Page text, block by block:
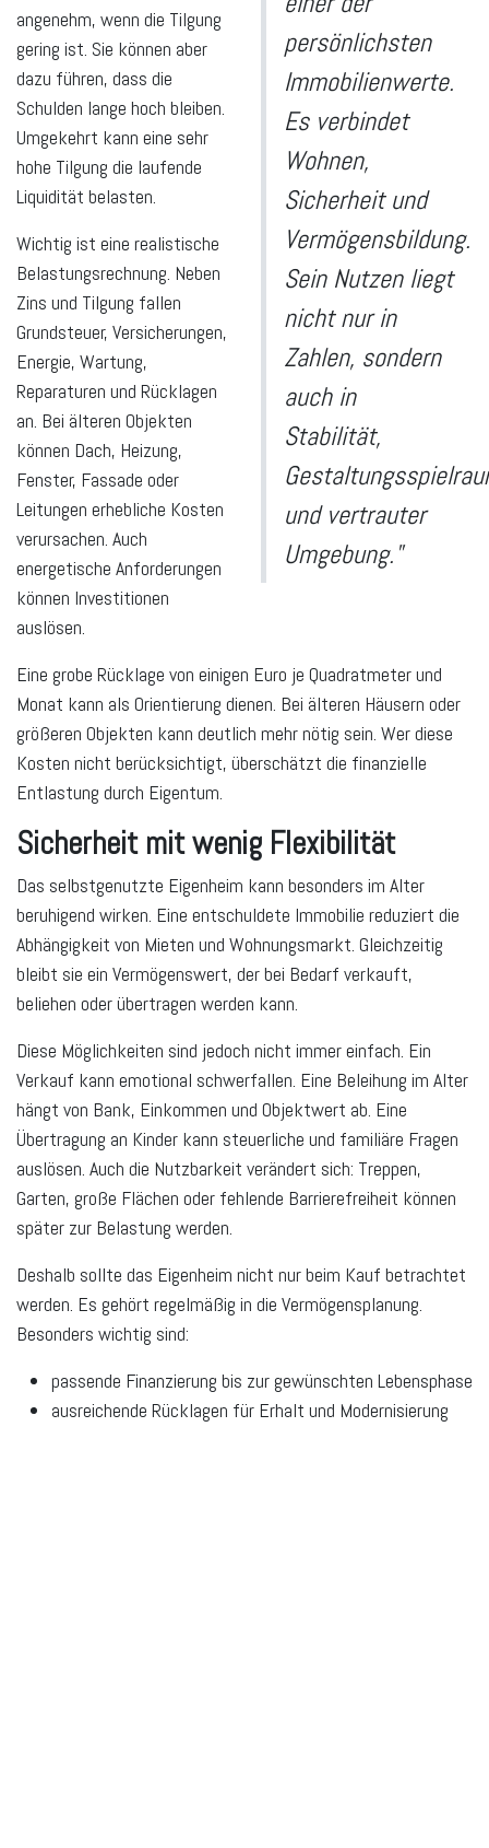
angenehm, wenn die Tilgung
gering ist. Sie können aber
dazu führen, dass die
Schulden lange hoch bleiben.
Umgekehrt kann eine sehr
hohe Tilgung die laufende
Liquidität belasten.
Wichtig ist eine realistische
Belastungsrechnung. Neben
Zins und Tilgung fallen
Grundsteuer, Versicherungen,
Energie, Wartung,
Reparaturen und Rücklagen
an. Bei älteren Objekten
können Dach, Heizung,
Fenster, Fassade oder
Leitungen erhebliche Kosten
verursachen. Auch
energetische Anforderungen
können Investitionen
auslösen.
persönlichsten
Immobilienwerte.
Es verbindet
Wohnen,
Sicherheit und
Vermögensbildung.
Sein Nutzen liegt
nicht nur in
Zahlen, sondern
auch in
Stabilität,
und vertrauter
Umgebung."
Eine grobe Rücklage von einigen Euro je Quadratmeter und
Monat kann als Orientierung dienen. Bei älteren Häusern oder
größeren Objekten kann deutlich mehr nötig sein. Wer diese
Kosten nicht berücksichtigt, überschätzt die finanzielle
Entlastung durch Eigentum.
Sicherheit mit wenig Flexibilität
Das selbstgenutzte Eigenheim kann besonders im Alter
beruhigend wirken. Eine entschuldete Immobilie reduziert die
Abhängigkeit von Mieten und Wohnungsmarkt. Gleichzeitig
bleibt sie ein Vermögenswert, der bei Bedarf verkauft,
beliehen oder übertragen werden kann.
Diese Möglichkeiten sind jedoch nicht immer einfach. Ein
Verkauf kann emotional schwerfallen. Eine Beleihung im Alter
hängt von Bank, Einkommen und Objektwert ab. Eine
Übertragung an Kinder kann steuerliche und familiäre Fragen
auslösen. Auch die Nutzbarkeit verändert sich: Treppen,
Garten, große Flächen oder fehlende Barrierefreiheit können
später zur Belastung werden.
Deshalb sollte das Eigenheim nicht nur beim Kauf betrachtet
werden. Es gehört regelmäßig in die Vermögensplanung.
Besonders wichtig sind:
passende Finanzierung bis zur gewünschten Lebensphase
ausreichende Rücklagen für Erhalt und Modernisierung